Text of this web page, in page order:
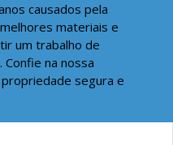
causados pela
materiais e
um trabalho de
na nossa
segura e